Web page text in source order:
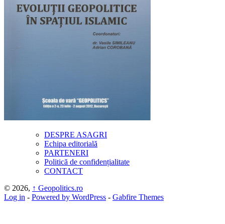
DESPRE ASAGRI
Echipa editorială
PARTENERI
Politică de confidențialitate
CONTACT
© 2026, ↑ Geopolitics.ro
Log in - Powered by WordPress - Gabfire Themes